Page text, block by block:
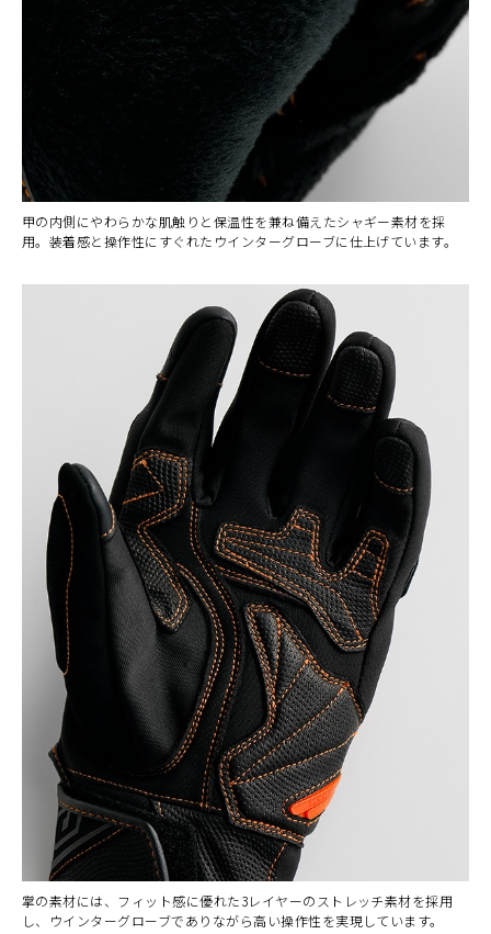
甲の内側にやわらかな肌触りと保温性を兼ね備えたシャギー素材を採
用。装着感と操作性にすぐれたウインターグローブに仕上げています。
掌の素材には、フィット感に優れた3レイヤーのストレッチ素材を採用
し、ウインターグローブでありながら高い操作性を実現しています。
カラー・サイズ選択
BLACK
M
¥14,190(税込)
カートに入れる
BLACK
¥14,190(税込)
カートに入れる
BLACK
LL
¥14,190(税込)
BLACK/WHITE OR
ANGE STITCH カートに入れる